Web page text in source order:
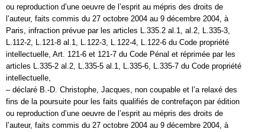
ou reproduction d’une oeuvre de l’esprit au mépris des droits de
l’auteur, faits commis du 27 octobre 2004 au 9 décembre 2004, à
Paris, infraction prévue par les articles L.335.2 al.1, al.2, L.335-3,
L.112-2, L.121-8 al.1, L.122-3, L.122-4, L.122-6 du Code propriété
intellectuelle, Art. 121-6 et 121-7 du Code Pénal et réprimée par les
articles L.335-2 al.2, L.335-5 al.1, L.335-6, L.335-7 du Code propriété
intellectuelle,
– déclaré B.-D. Christophe, Jacques, non coupable et l’a relaxé des
fins de la poursuite pour les faits qualifiés de contrefaçon par édition
ou reproduction d’une oeuvre de l’esprit au mépris des droits de
l’auteur, faits commis du 27 octobre 2004 au 9 décembre 2004, à